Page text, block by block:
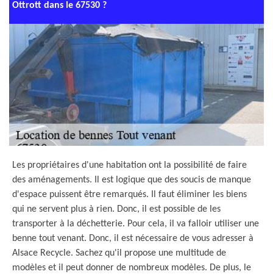
Ottrott dans le 67530 ?
Les propriétaires d'une habitation ont la possibilité de faire
des aménagements. Il est logique que des soucis de manque
d'espace puissent être remarqués. Il faut éliminer les biens
qui ne servent plus à rien. Donc, il est possible de les
transporter à la déchetterie. Pour cela, il va falloir utiliser une
benne tout venant. Donc, il est nécessaire de vous adresser à
Alsace Recycle. Sachez qu'il propose une multitude de
modèles et il peut donner de nombreux modèles. De plus, le